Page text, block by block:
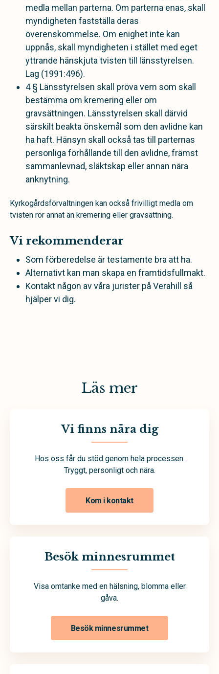
medla mellan parterna. Om parterna enas, skall
myndigheten fastställa deras
överenskommelse. Om enighet inte kan
uppnås, skall myndigheten i stället med eget
yttrande hänskjuta tvisten till länsstyrelsen.
Lag (1991:496).
4 § Länsstyrelsen skall pröva vem som skall
bestämma om kremering eller om
gravsättningen. Länsstyrelsen skall därvid
särskilt beakta önskemål som den avlidne kan
ha haft. Hänsyn skall också tas till parternas
personliga förhållande till den avlidne, främst
sammanlevnad, släktskap eller annan nära
anknytning.
Kyrkogårdsförvaltningen kan också frivilligt medla om
tvisten rör annat än kremering eller gravsättning.
Vi rekommenderar
Som förberedelse är testamente bra att ha.
Alternativt kan man skapa en framtidsfullmakt.
Kontakt någon av våra jurister på Verahill så
hjälper vi dig.
Läs mer
Vi finns nära dig
Hos oss får du stöd genom hela processen.
Tryggt, personligt och nära.
Kom i kontakt
Besök minnesrummet
Visa omtanke med en hälsning, blomma eller
gåva.
Besök minnesrummet